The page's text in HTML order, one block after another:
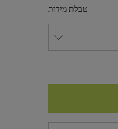
טבלת מידות